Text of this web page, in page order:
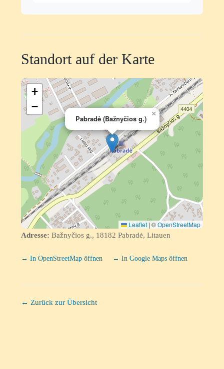
Standort auf der Karte
Pabradė (Bažnyčios g.)
×
+
−
Leaflet | ©OpenStreetMap
Adresse: Bažnyčios g., 18182 Pabradė, Litauen
→ In OpenStreetMap öffnen → In Google Maps öffnen
← Zurück zur Übersicht